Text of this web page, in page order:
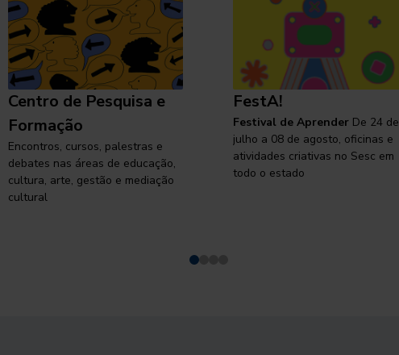
Centro de Pesquisa e
Formação
Encontros, cursos, palestras e
debates nas áreas de educação,
cultura, arte, gestão e mediação
cultural
FestA!
Festival de Aprender De 24 de
julho a 08 de agosto, oficinas e
atividades criativas no Sesc em
todo o estado